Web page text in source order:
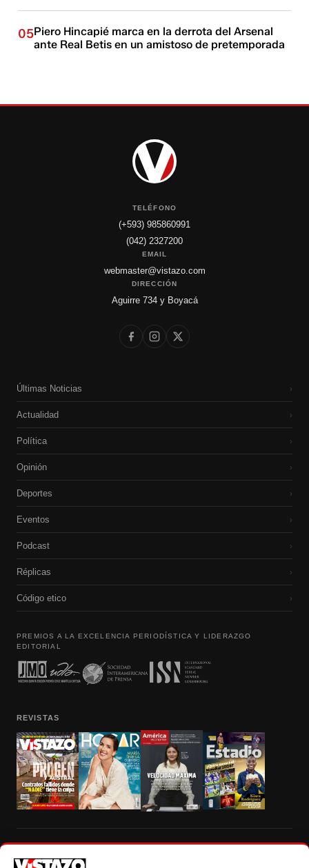
05Piero Hincapié marca en la derrota del Arsenal
ante Real Betis en un amistoso de pretemporada
TELÉFONO
(+593) 985860991
(042) 2327200
EMAIL
webmaster@vistazo.com
DIRECCIÓN
Aguirre 734 y Boyacá
Últimas Noticias ›
Actualidad ›
Política ›
Opinión ›
Deportes ›
Eventos ›
Podcast ›
Réplicas ›
Código etico ›
PREMIOS A LA EXCELENCIA PERIODÍSTICA Y LIDERAZGO
EDITORIAL
REVISTAS
autorización escrita de su titular, de todos los contenidos de Vistazo.com.